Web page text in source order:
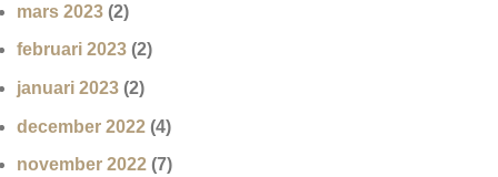
mars 2023 (2)
februari 2023 (2)
januari 2023 (2)
december 2022 (4)
november 2022 (7)